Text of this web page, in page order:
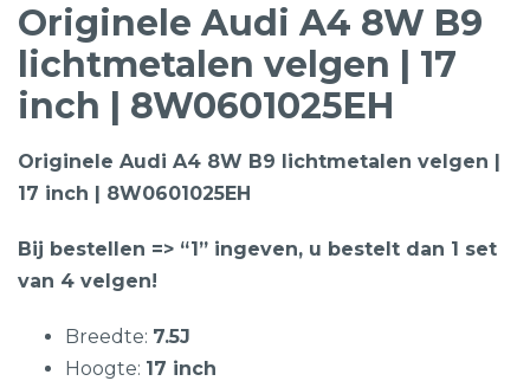
Originele Audi A4 8W B9
lichtmetalen velgen | 17
inch | 8W0601025EH
Originele Audi A4 8W B9 lichtmetalen velgen |
17 inch | 8W0601025EH
Bij bestellen => “1” ingeven, u bestelt dan 1 set
van 4 velgen!
Breedte: 7.5J
Hoogte: 17 inch